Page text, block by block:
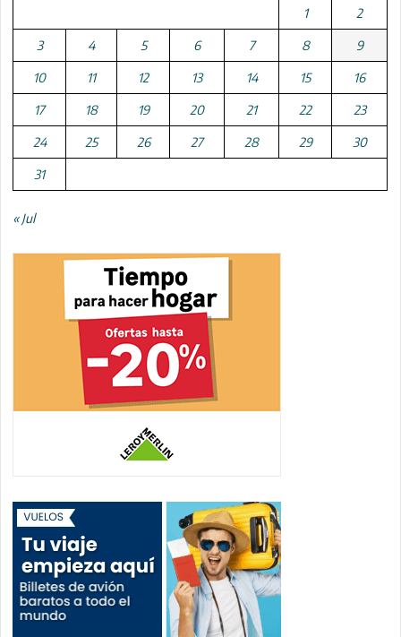
1 2
3 4 5 6 7 8 9
10 11 12 13 14 15 16
17 18 19 20 21 22 23
24 25 26 27 28 29 30
31
« Jul